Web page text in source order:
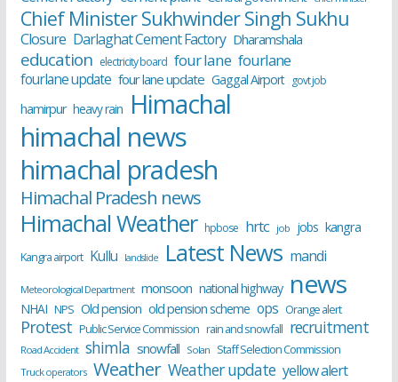
Chief Minister Sukhwinder Singh Sukhu
Closure Darlaghat Cement Factory Dharamshala
education electricity board four lane fourlane
fourlane update four lane update Gaggal Airport govt job
hamirpur heavy rain Himachal
himachal news
himachal pradesh
Himachal Pradesh news
Himachal Weather hpbose hrtc job jobs kangra
Kangra airport Kullu landslide Latest News mandi
Meteorological Department monsoon national highway news
NHAI NPS Old pension old pension scheme ops Orange alert
Protest Public Service Commission rain and snowfall recruitment
Road Accident shimla snowfall Solan Staff Selection Commission
Truck operators Weather Weather update yellow alert